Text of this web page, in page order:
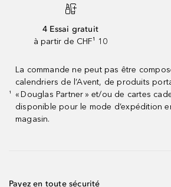
4 Essai gratuit
à partir de CHF¹ 10
¹
La commande ne peut pas être
calendriers de l’Avent, de produits
« Douglas Partner » et/ou de cartes
disponible pour le mode d’expédition
magasin.
Payez en toute sécurité